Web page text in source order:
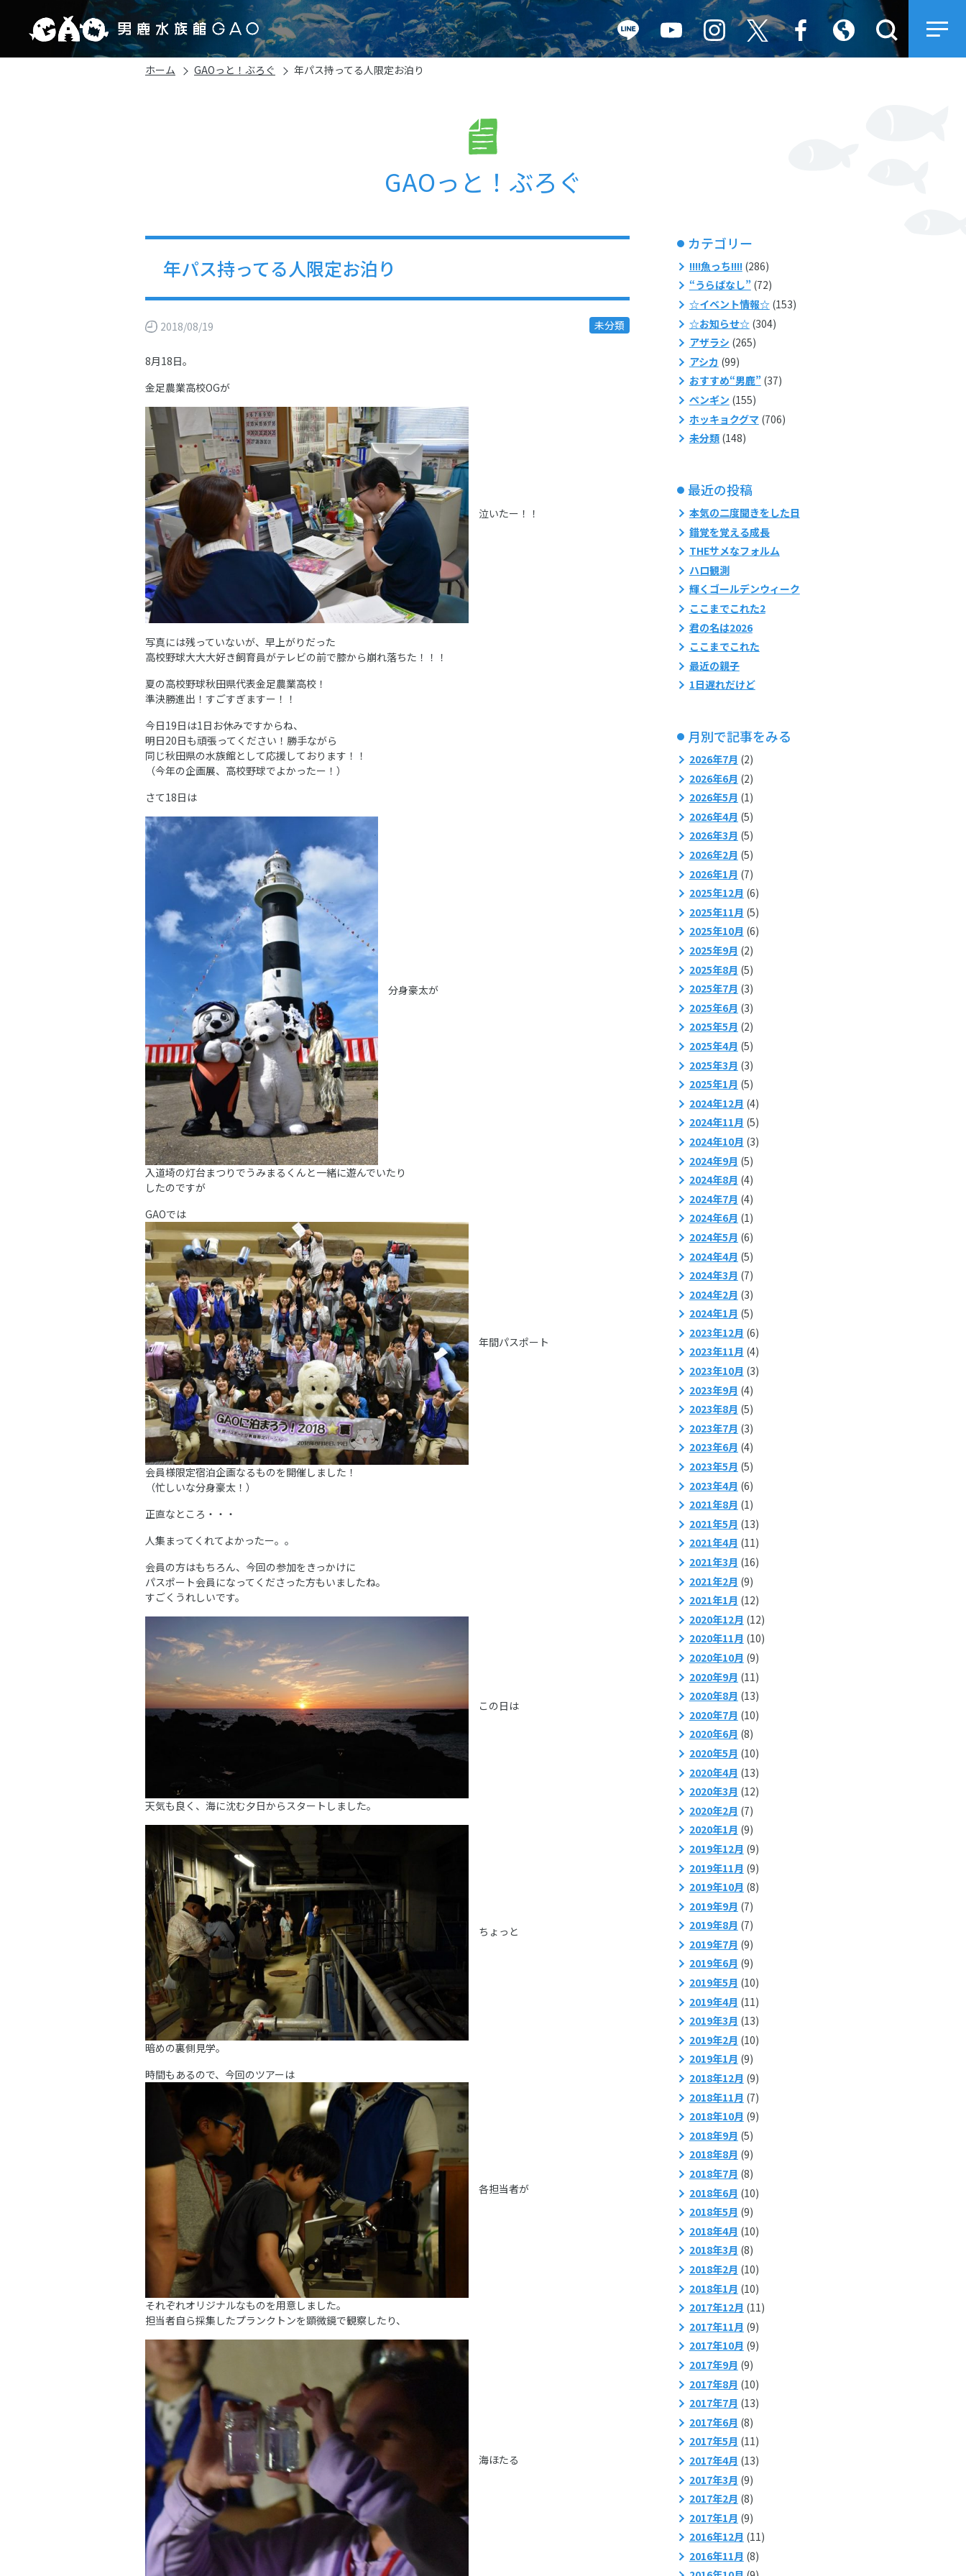
ホーム GAOっと！ぶろぐ 年パス持ってる人限定お泊り
GAOっと！ぶろぐ
年パス持ってる人限定お泊り
2018/08/19 未分類
8月18日。
金足農業高校OGが
泣いたー！！
写真には残っていないが、早上がりだった
高校野球大大大好き飼育員がテレビの前で膝から崩れ落ちた！！！
夏の高校野球秋田県代表金足農業高校！
準決勝進出！すごすぎますー！！
今日19日は1日お休みですからね、
明日20日も頑張ってください！勝手ながら
同じ秋田県の水族館として応援しております！！
（今年の企画展、高校野球でよかったー！）
さて18日は
分身豪太が
入道埼の灯台まつりでうみまるくんと一緒に遊んでいたり
したのですが
GAOでは
年間パスポート
会員様限定宿泊企画なるものを開催しました！
（忙しいな分身豪太！）
正直なところ・・・
人集まってくれてよかったー。。
会員の方はもちろん、今回の参加をきっかけに
パスポート会員になってくださった方もいましたね。
すごくうれしいです。
この日は
天気も良く、海に沈む夕日からスタートしました。
ちょっと
暗めの裏側見学。
時間もあるので、今回のツアーは
各担当者が
それぞれオリジナルなものを用意しました。
担当者自ら採集したプランクトンを顕微鏡で観察したり、
海ほたる
カテゴリー
!!!!魚っち!!!!(286)
“うらばなし”(72)
☆イベント情報☆(153)
☆お知らせ☆(304)
アザラシ (265)
アシカ (99)
おすすめ“男鹿”(37)
ペンギン (155)
ホッキョクグマ (706)
未分類(148)
最近の投稿
本気の二度聞きをした日
錯覚を覚える成長
THEサメなフォルム
ハロ観測
輝くゴールデンウィーク
ここまでこれた2
君の名は2026
ここまでこれた
最近の親子
1日遅れだけど
月別で記事をみる
2026年7月 (2)
2026年6月 (2)
2026年5月 (1)
2026年4月 (5)
2026年3月 (5)
2026年2月 (5)
2026年1月 (7)
2025年12月 (6)
2025年11月 (5)
2025年10月 (6)
2025年9月 (2)
2025年8月 (5)
2025年7月 (3)
2025年6月 (3)
2025年5月 (2)
2025年4月 (5)
2025年3月 (3)
2025年1月 (5)
2024年12月 (4)
2024年11月 (5)
2024年10月 (3)
2024年9月 (5)
2024年8月 (4)
2024年7月 (4)
2024年6月 (1)
2024年5月 (6)
2024年4月 (5)
2024年3月 (7)
2024年2月 (3)
2024年1月 (5)
2023年12月 (6)
2023年11月 (4)
2023年10月 (3)
2023年9月 (4)
2023年8月 (5)
2023年7月 (3)
2023年6月 (4)
2023年5月 (5)
2023年4月 (6)
2021年8月 (1)
2021年5月 (13)
2021年4月 (11)
2021年3月 (16)
2021年2月 (9)
2021年1月 (12)
2020年12月 (12)
2020年11月 (10)
2020年10月 (9)
2020年9月 (11)
2020年8月 (13)
2020年7月 (10)
2020年6月 (8)
2020年5月 (10)
2020年4月 (13)
2020年3月 (12)
2020年2月 (7)
2020年1月 (9)
2019年12月 (9)
2019年11月 (9)
2019年10月 (8)
2019年9月 (7)
2019年8月 (7)
2019年7月 (9)
2019年6月 (9)
2019年5月 (10)
2019年4月 (11)
2019年3月 (13)
2019年2月 (10)
2019年1月 (9)
2018年12月 (9)
2018年11月 (7)
2018年10月 (9)
2018年9月 (5)
2018年8月 (9)
2018年7月 (8)
2018年6月 (10)
2018年5月 (9)
2018年4月 (10)
2018年3月 (8)
2018年2月 (10)
2018年1月 (10)
2017年12月 (11)
2017年11月 (9)
2017年10月 (9)
2017年9月 (9)
2017年8月 (10)
2017年7月 (13)
2017年6月 (8)
2017年5月 (11)
2017年4月 (13)
2017年3月 (9)
2017年2月 (8)
2017年1月 (9)
2016年12月 (11)
2016年11月 (8)